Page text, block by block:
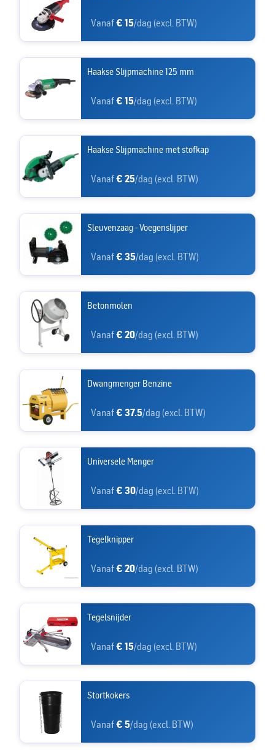
Vanaf€ 15/dag (excl. BTW)
Haakse Slijpmachine 125 mm
Vanaf€ 15/dag (excl. BTW)
Haakse Slijpmachine met stofkap
Vanaf€ 25/dag (excl. BTW)
Sleuvenzaag - Voegenslijper
Vanaf€ 35/dag (excl. BTW)
Betonmolen
Vanaf€ 20/dag (excl. BTW)
Dwangmenger Benzine
Vanaf€ 37.5/dag (excl. BTW)
Universele Menger
Vanaf€ 30/dag (excl. BTW)
Tegelknipper
Vanaf€ 20/dag (excl. BTW)
Tegelsnijder
Vanaf€ 15/dag (excl. BTW)
Stortkokers
Vanaf€ 5/dag (excl. BTW)